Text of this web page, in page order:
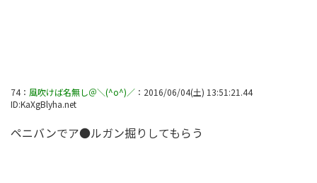
74： 風吹けば名無し＠＼(^o^)／ ： 2016/06/04(土) 13:51:21.44
ID:KaXgBlyha.net
ペニバンでア●ルガン掘りしてもらう